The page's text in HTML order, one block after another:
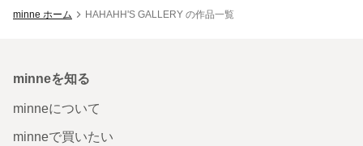
minne ホーム HAHAHH'S GALLERY の作品一覧
minneを知る
minneについて
minneで買いたい